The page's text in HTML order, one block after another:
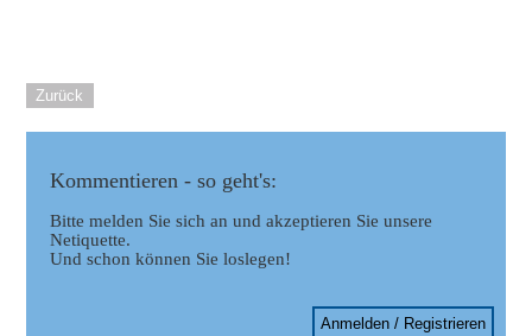
Zurück
Kommentieren - so geht's:
Bitte melden Sie sich an und akzeptieren Sie unsere
Netiquette.
Und schon können Sie loslegen!
Anmelden / Registrieren